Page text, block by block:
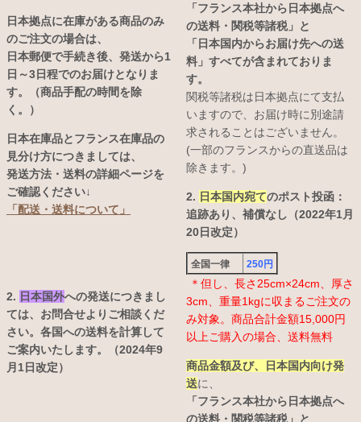
日本拠点に在庫がある商品のみ
のご注文の場合は、
日本郵便で手続き後、発送から1
日～3日程でのお届けとなりま
す。（商品手配の時間を除
く。）
日本在庫品とフランス在庫品の
見分け方につきましては、
発送方法・送料の詳細ページを
ご確認ください↓
「配送・送料について」
2. 日本国外への発送につきまし
ては、お問合せよりご相談くだ
さい。各国への送料を計算して
ご案内いたします。（2024年9
月1日改定）
「フランス本社から日本拠点へ
の送料・関税等諸税」と
「日本国内からお届け先への送
料」すべてが含まれておりま
す。
関税等諸税は日本拠点にて支払
いますので、お届け時に別途請
求されることはございません。
(一部のフランスからの直送品は
除きます。)
2. 日本国内宛てのポスト投函：
追跡あり、補償なし（2022年1月
20日改定）
全国一律 250円
＊但し、長さ25cm×24cm、厚さ
3cm、重量1kgに収まるご注文の
み対象。商品合計金額15,000円
以上ご購入の場合、送料無料
商品金額及び、日本国内向け発
送に、
「フランス本社から日本拠点へ
の送料・関税等諸税」と